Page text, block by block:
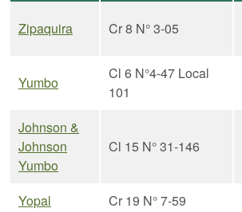
Zipaquira Cr 8 N° 3-05
Yumbo
Cl 6 N°4-47 Local
101
Johnson &
Johnson
Yumbo
Cl 15 N° 31-146
Yopal Cr 19 N° 7-59